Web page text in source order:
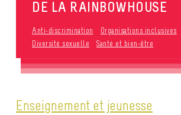
DE LA RAINBOWHOUSE
Anti-discrimination
Organisations inclusives
Diversité sexuelle
Santé et bien-être
Enseignement et jeunesse